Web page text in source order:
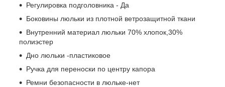
Регулировка подголовника - Да
Боковины люльки из плотной ветрозащитной ткани
Внутренний материал люльки 70% хлопок,30%
полиэстер
Дно люльки -пластиковое
Ручка для переноски по центру капора
Ремни безопасности в люльке-нет